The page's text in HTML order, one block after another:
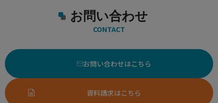
お問い合わせ
CONTACT
お問い合わせはこちら
資料請求はこちら